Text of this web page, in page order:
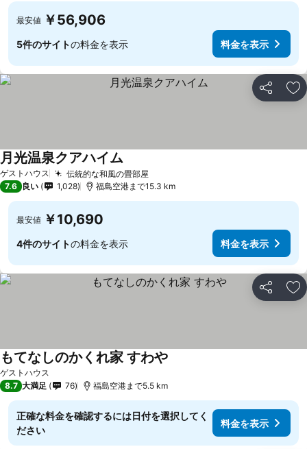
最安値 ￥56,906
5件のサイトの料金を表示 料金を表示
シェア お
ゲストハウス 伝統的な和風の畳部屋
月光温泉クアハイム
7.6 良い 1,028 福島空港まで15.3 km
最安値 ￥10,690
4件のサイトの料金を表示 料金を表示
シェア お
ゲストハウス
もてなしのかくれ家 すわや
8.7 大満足 76 福島空港まで5.5 km
正確な料金を確認するには日付を選択してく
ださい
料金を表示